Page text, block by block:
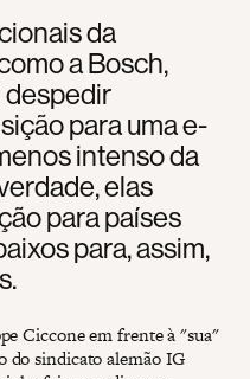
da
a Bosch,
despedir
para uma e-
intenso da
elas
para países
para, assim,
Ciccone em frente à "sua"
do sindicato alemão IG